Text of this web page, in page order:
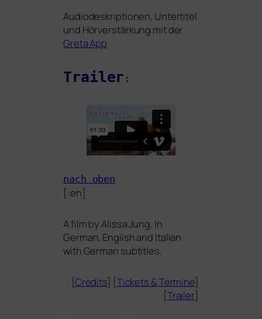
Audiodeskriptionen, Untertitel
und Hörverstärkung mit der
Greta App
Trailer :
nach oben
[:en]
A film by Alissa Jung. In
German, English and Italian
with German subtitles.
[Credits] [Tickets &Termine]
[Trailer]